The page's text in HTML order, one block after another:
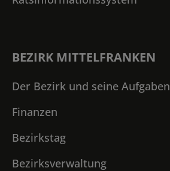
BEZIRK MITTELFRANKEN
Der Bezirk und seine Aufgaben
Finanzen
Bezirkstag
Bezirksverwaltung